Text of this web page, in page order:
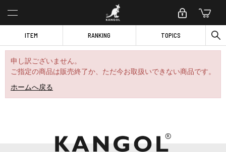
ITEM RANKING TOPICS
申し訳ございません。
ご指定の商品は販売終了か、ただ今お取扱いできない商品です。
ホームへ戻る